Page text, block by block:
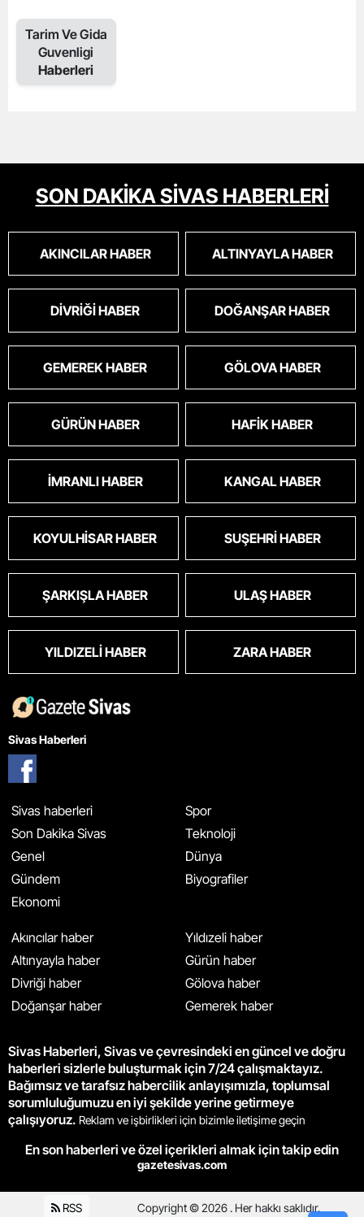
Tarim Ve Gida
Guvenligi
Haberleri
SON DAKİKA SİVAS HABERLERİ
AKINCILAR HABER ALTINYAYLA HABER
DIVRIĞI HABER DOĞANŞAR HABER
GEMEREK HABER GÖLOVA HABER
GÜRÜN HABER HAFIK HABER
İMRANLI HABER KANGAL HABER
KOYULHISAR HABER SUŞEHRI HABER
ŞARKIŞLA HABER ULAŞ HABER
YILDIZELI HABER ZARA HABER
Sivas Haberleri
Sivas haberleri
Son Dakika Sivas
Genel
Gündem
Ekonomi
Spor
Teknoloji
Dünya
Biyografiler
Akıncılar haber
Altınyayla haber
Divriği haber
Doğanşar haber
Yıldızeli haber
Gürün haber
Gölova haber
Gemerek haber
Sivas Haberleri, Sivas ve çevresindeki en güncel ve doğru
haberleri sizlerle buluşturmak için 7/24 çalışmaktayız.
Bağımsız ve tarafsız habercilik anlayışımızla, toplumsal
sorumluluğumuzu en iyi şekilde yerine getirmeye
çalışıyoruz. Reklam ve işbirlikleri için bizimle iletişime geçin
En son haberleri ve özel içerikleri almak için takip edin
gazetesivas.com
RSS Copyright © 2026 . Her hakkı saklıdır.